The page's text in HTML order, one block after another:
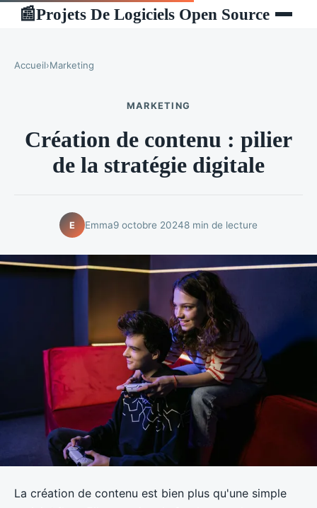
📰Projets De Logiciels Open Source
Accueil›Marketing
MARKETING
Création de contenu : pilier
de la stratégie digitale
E Emma9 octobre 20248 min de lecture
La création de contenu est bien plus qu'une simple